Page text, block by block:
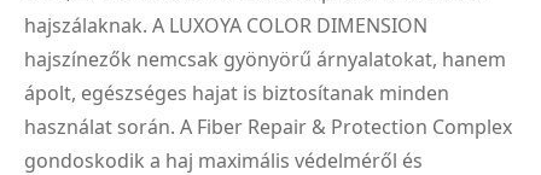
hajszálaknak. A LUXOYA COLOR DIMENSION
hajszínezők nemcsak gyönyörű árnyalatokat, hanem
ápolt, egészséges hajat is biztosítanak minden
használat során. A Fiber Repair & Protection Complex
gondoskodik a haj maximális védelméről és